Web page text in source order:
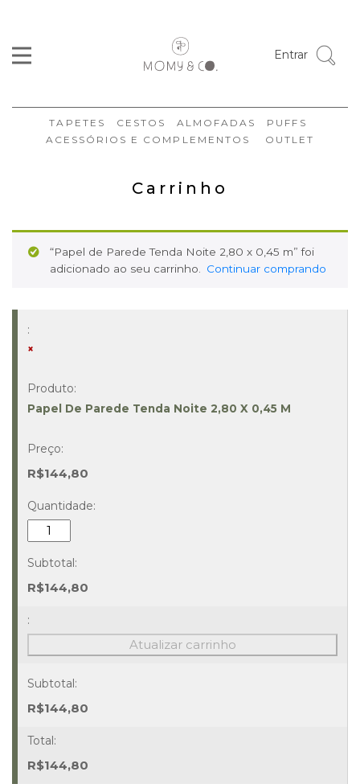
Entrar
TAPETES CESTOS ALMOFADAS
PUFFS
ACESSÓRIOS E COMPLEMENTOS
OUTLET
Carrinho
“Papel de Parede Tenda Noite 2,80 x 0,45 m” foi
adicionado ao seu carrinho.
Continuar comprando
×
Papel De Parede Tenda Noite 2,80 X 0,45 M
R$144,80
Papel
De
Parede
Tenda
Noite
2,80
X
Quantidade
R$144,80
Atualizar carrinho
R$144,80
R$144,80